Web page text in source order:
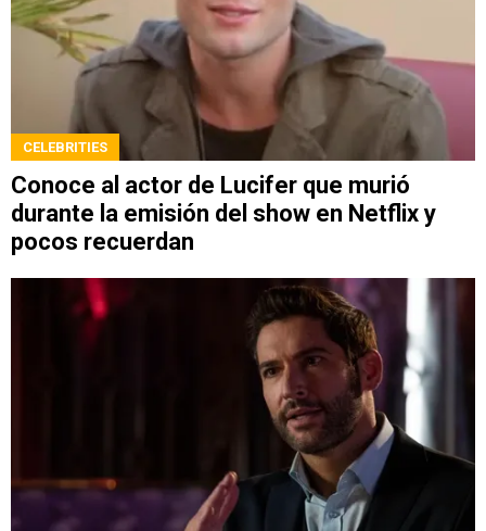
CELEBRITIES
Conoce al actor de Lucifer que murió
durante la emisión del show en Netflix y
pocos recuerdan